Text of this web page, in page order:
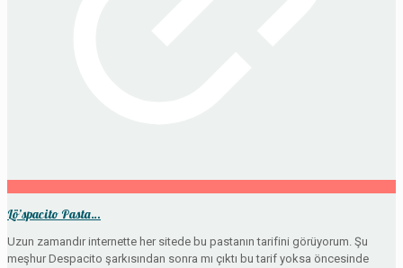
Lö’spacito Pasta…
Uzun zamandır internette her sitede bu pastanın tarifini görüyorum. Şu
meşhur Despacito şarkısından sonra mı çıktı bu tarif yoksa öncesinde